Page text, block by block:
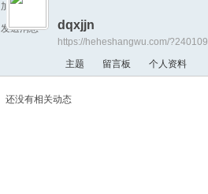
加为好友
发送消息
dqxjjn
https://heheshangwu.com/?240109
主题
留言板 个人资料
还没有相关动态